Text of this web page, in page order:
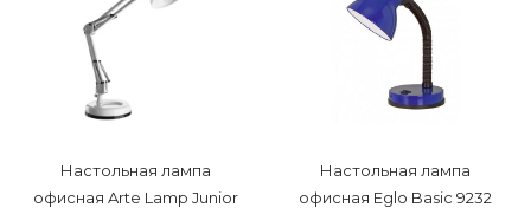
Настольная лампа
офисная Arte Lamp Junior
Настольная лампа
офисная Eglo Basic 9232